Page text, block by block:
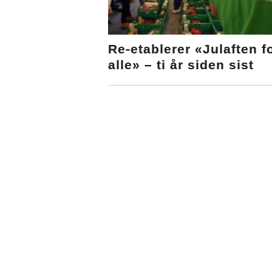
Re-etablerer «Julaften
alle» – ti år siden sist